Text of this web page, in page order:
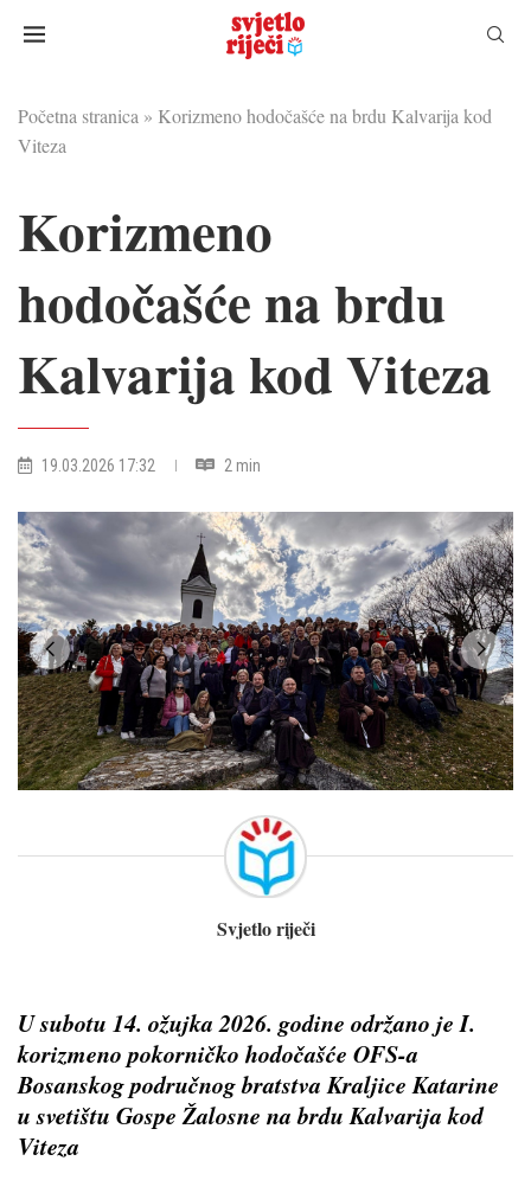
Početna stranica » Korizmeno hodočašće na brdu Kalvarija kod
Viteza
Korizmeno
hodočašće na brdu
Kalvarija kod Viteza
19.03.2026 17:32 2 min
Svjetlo riječi
U subotu 14. ožujka 2026. godine održano je I.
korizmeno pokorničko hodočašće OFS-a
Bosanskog područnog bratstva Kraljice Katarine
u svetištu Gospe Žalosne na brdu Kalvarija kod
Viteza